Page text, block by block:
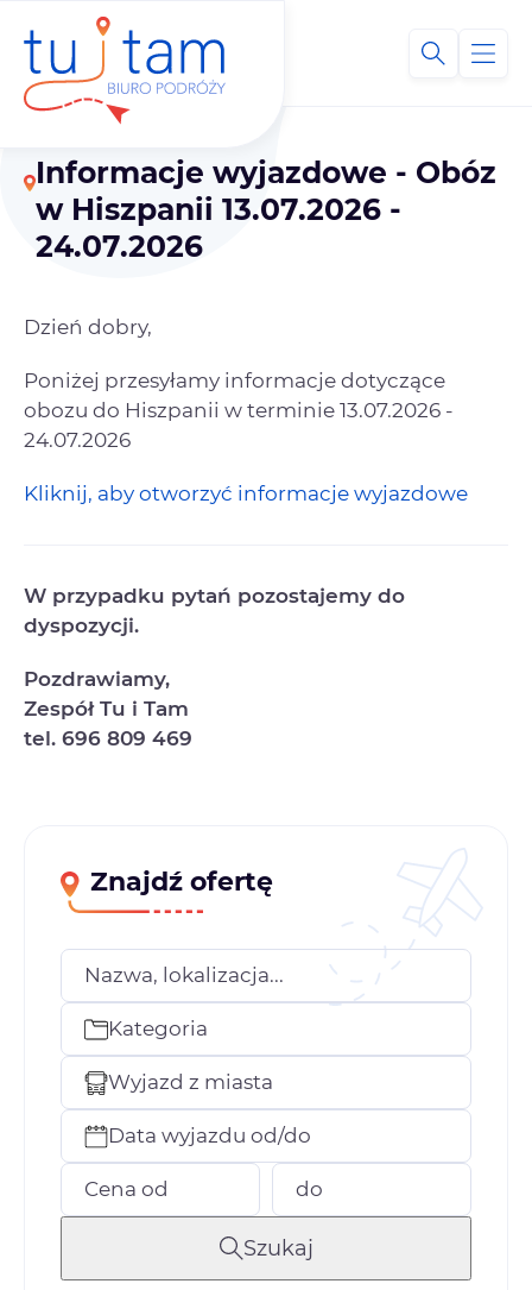
Informacje wyjazdowe - Obóz
w Hiszpanii 13.07.2026 -
24.07.2026
Dzień dobry,
Poniżej przesyłamy informacje dotyczące
obozu do Hiszpanii w terminie 13.07.2026 -
24.07.2026
Kliknij, aby otworzyć informacje wyjazdowe
W przypadku pytań pozostajemy do
dyspozycji.
Pozdrawiamy,
Zespół Tu i Tam
tel. 696 809 469
Znajdź ofertę
Nazwa, lokalizacja...
Kategoria
Wyjazd z miasta
Data wyjazdu od/do
Cena od do
Szukaj